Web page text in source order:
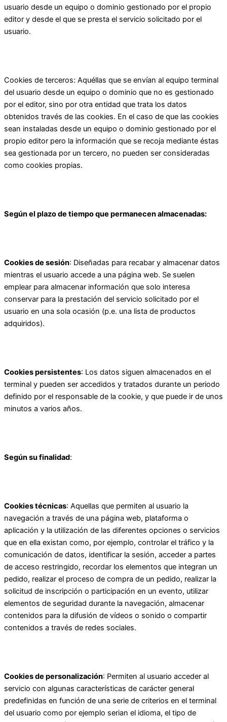
usuario desde un equipo o dominio gestionado por el propio
editor y desde el que se presta el servicio solicitado por el
usuario.
Cookies de terceros: Aquéllas que se envían al equipo terminal
del usuario desde un equipo o dominio que no es gestionado
por el editor, sino por otra entidad que trata los datos
obtenidos través de las cookies. En el caso de que las cookies
sean instaladas desde un equipo o dominio gestionado por el
propio editor pero la información que se recoja mediante éstas
sea gestionada por un tercero, no pueden ser consideradas
como cookies propias.
Según el plazo de tiempo que permanecen almacenadas:
Cookies de sesión: Diseñadas para recabar y almacenar datos
mientras el usuario accede a una página web. Se suelen
emplear para almacenar información que solo interesa
conservar para la prestación del servicio solicitado por el
usuario en una sola ocasión (p.e. una lista de productos
adquiridos).
Cookies persistentes: Los datos siguen almacenados en el
terminal y pueden ser accedidos y tratados durante un periodo
definido por el responsable de la cookie, y que puede ir de unos
minutos a varios años.
Según su finalidad:
Cookies técnicas: Aquellas que permiten al usuario la
navegación a través de una página web, plataforma o
aplicación y la utilización de las diferentes opciones o servicios
que en ella existan como, por ejemplo, controlar el tráfico y la
comunicación de datos, identificar la sesión, acceder a partes
de acceso restringido, recordar los elementos que integran un
pedido, realizar el proceso de compra de un pedido, realizar la
solicitud de inscripción o participación en un evento, utilizar
elementos de seguridad durante la navegación, almacenar
contenidos para la difusión de vídeos o sonido o compartir
contenidos a través de redes sociales.
Cookies de personalización: Permiten al usuario acceder al
servicio con algunas características de carácter general
predefinidas en función de una serie de criterios en el terminal
del usuario como por ejemplo serian el idioma, el tipo de